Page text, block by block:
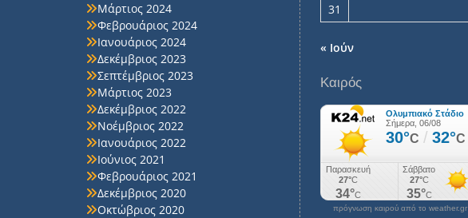
Μάρτιος 2024
Φεβρουάριος 2024
Ιανουάριος 2024
Δεκέμβριος 2023
Σεπτέμβριος 2023
Μάρτιος 2023
Δεκέμβριος 2022
Νοέμβριος 2022
Ιανουάριος 2022
Ιούνιος 2021
Φεβρουάριος 2021
Δεκέμβριος 2020
Οκτώβριος 2020
31
« Ιούν
Καιρός
πρόγνωση καιρού από το weather.gr